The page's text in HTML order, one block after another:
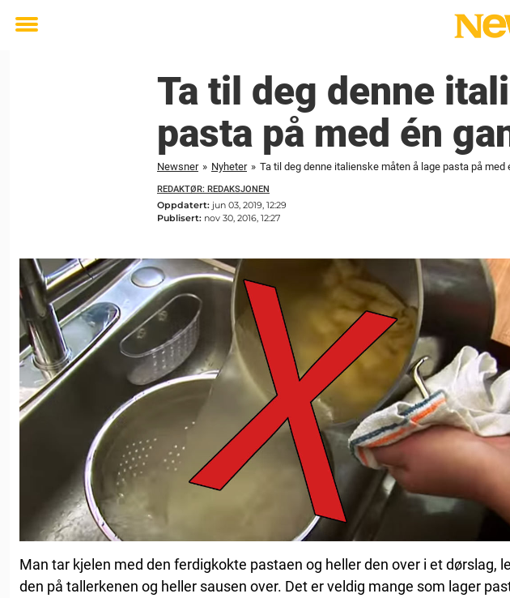
Toggle
Ta til deg denne
pasta på med én
Newsner » Nyheter » Ta til deg denne italienske måten å lage pasta på med
REDAKTØR: REDAKSJONEN
Oppdatert: jun 03, 2019, 12:29
Publisert: nov 30, 2016, 12:27
Man tar kjelen med den ferdigkokte pastaen og heller den over i et dørslag,
den på tallerkenen og heller sausen over. Det er veldig mange som lager